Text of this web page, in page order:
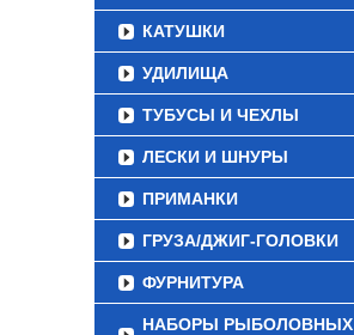
КАТУШКИ
УДИЛИЩА
ТУБУСЫ И ЧЕХЛЫ
ЛЕСКИ И ШНУРЫ
ПРИМАНКИ
ГРУЗА/ДЖИГ-ГОЛОВКИ
ФУРНИТУРА
НАБОРЫ РЫБОЛОВНЫХ